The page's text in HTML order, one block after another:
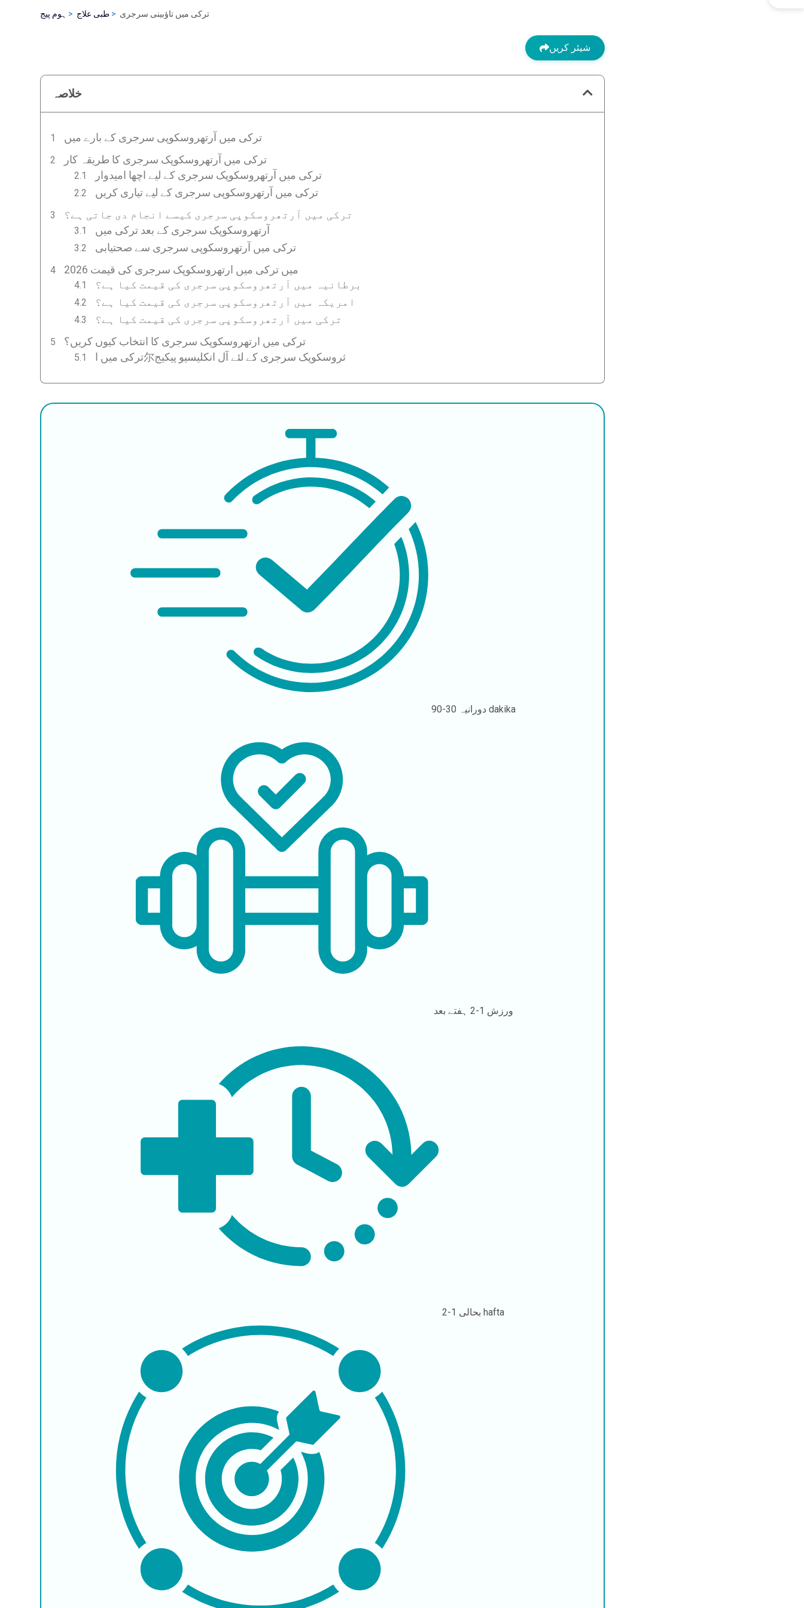
ہوم پیج طبی علاج ترکی میں تاؤبینی سرجری
شیئر کریں
خلاصہ
ترکی میں آرتھروسکوپی سرجری کے بارے میں
ترکی میں آرتھروسکوپک سرجری کا طریقہ کار
ترکی میں آرتھروسکوپک سرجری کے لیے اچھا امیدوار
ترکی میں آرتھروسکوپی سرجری کے لیے تیاری کریں
ترکی میں آرتھروسکوپی سرجری کیسے انجام دی جاتی ہے؟
آرتھروسکوپک سرجری کے بعد ترکی میں
ترکی میں آرتھروسکوپی سرجری سے صحتیابی
2026 میں ترکی میں ارتھروسکوپک سرجری کی قیمت
برطانیہ میں آرتھروسکوپی سرجری کی قیمت کیا ہے؟
امریکہ میں آرتھروسکوپی سرجری کی قیمت کیا ہے؟
ترکی میں آرتھروسکوپی سرجری کی قیمت کیا ہے؟
ترکی میں ارتھروسکوپک سرجری کا انتخاب کیوں کریں؟
ترکی میں ا尔ثروسکوپک سرجری کے لئے آل انکلیسیو پیکیج
دورانیہ30-90 dakika
ورزش 1-2 ہفتے بعد
بحالی 1-2 hafta